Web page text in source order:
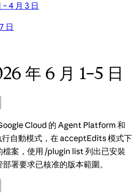
– 4 月 3 日
日
年 6 月 1–5 日
Cloud 的 Agent Platform 和
自動模式，在 acceptEdits 模式下
案，使用 /plugin list 列出已安裝
署要求已核准的版本範圍。